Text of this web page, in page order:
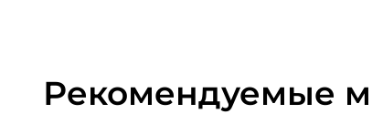
Рекомендуемые